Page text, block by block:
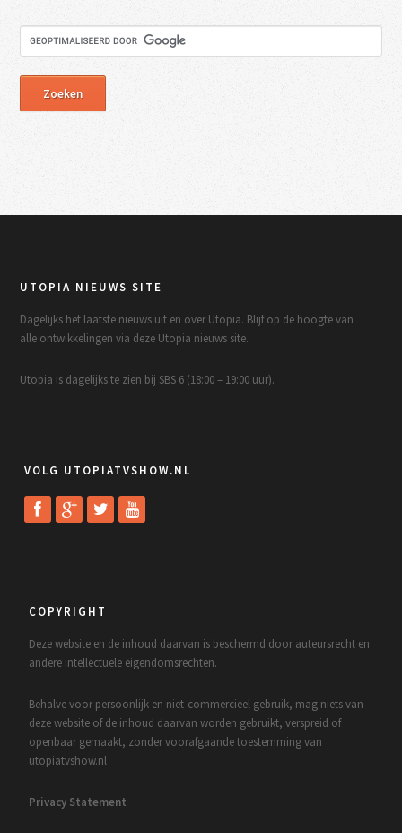
UTOPIA NIEUWS SITE
Dagelijks het laatste nieuws uit en over Utopia. Blijf op de hoogte van
alle ontwikkelingen via deze Utopia nieuws site.
Utopia is dagelijks te zien bij SBS 6 (18:00 – 19:00 uur).
VOLG UTOPIATVSHOW.NL
COPYRIGHT
Deze website en de inhoud daarvan is beschermd door auteursrecht en
andere intellectuele eigendomsrechten.
Behalve voor persoonlijk en niet-commercieel gebruik, mag niets van
deze website of de inhoud daarvan worden gebruikt, verspreid of
openbaar gemaakt, zonder voorafgaande toestemming van
utopiatvshow.nl
Privacy Statement